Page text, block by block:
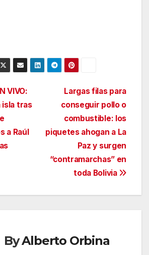
Largas filas para
conseguir pollo o
combustible: los
piquetes ahogan a La
Paz y surgen
“contramarchas” en
toda Bolivia
VIVO:
isla tras
a Raúl
ByAlberto Orbina